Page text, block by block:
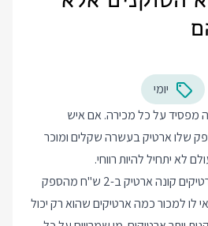
יומי
מפסיד על כל מכירה. אם איש
שלו ארטיק בעשרה שקלים ומוכר
וגם ההיפך, אם אותו איש ארטיקים קונה ארטיק ב-2 ש"ח מהספק
לו למכור כמה ארטיקים שהוא רק יכול